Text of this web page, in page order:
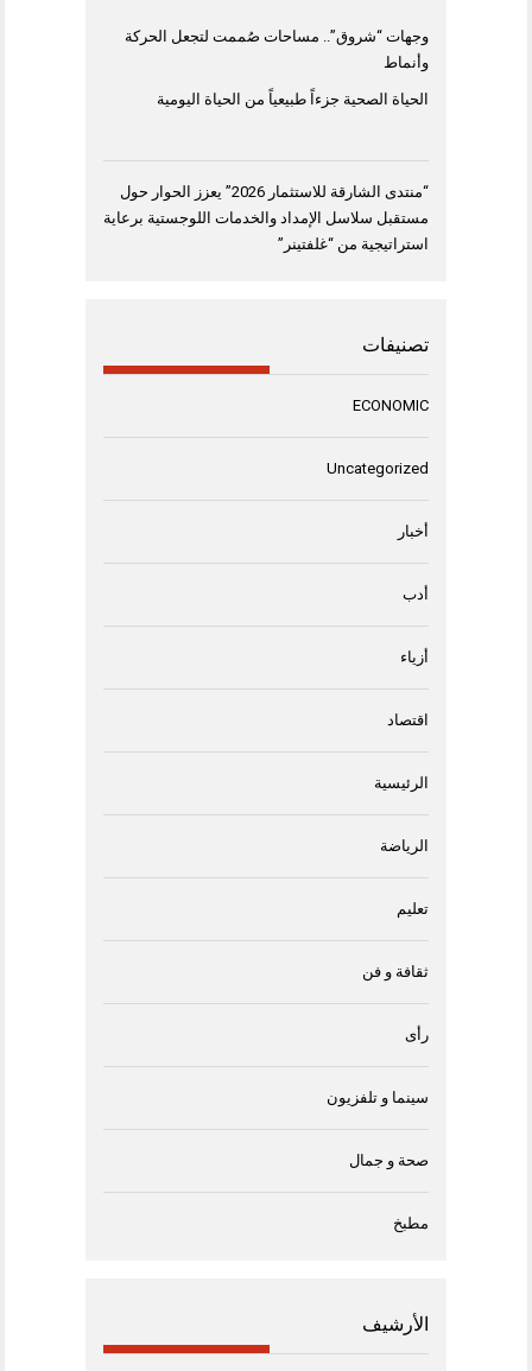
وجهات “شروق”.. مساحات صُممت لتجعل الحركة
وأنماط
الحياة الصحية جزءاً طبيعياً من الحياة اليومية
“منتدى الشارقة للاستثمار 2026” يعزز الحوار حول
مستقبل سلاسل الإمداد والخدمات اللوجستية برعاية
استراتيجية من “غلفتينر”
تصنيفات
ECONOMIC
Uncategorized
أخبار
أدب
أزياء
اقتصاد
الرئيسية
الرياضة
تعليم
ثقافة و فن
رأى
سينما و تلفزيون
صحة و جمال
مطبخ
الأرشيف